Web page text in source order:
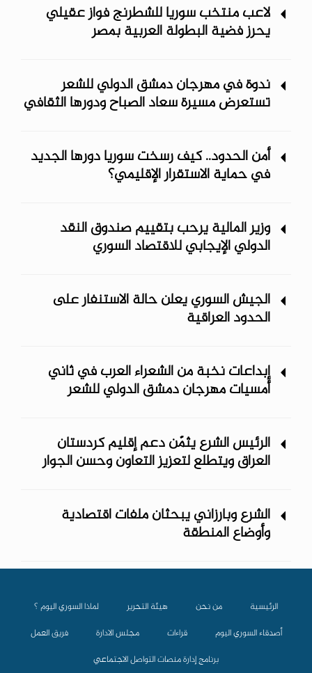
لاعب منتخب سوريا للشطرنج فواز عقيلي
يحرز فضية البطولة العربية بمصر
ندوة في مهرجان دمشق الدولي للشعر
تستعرض مسيرة سعاد الصباح ودورها الثقافي
أمن الحدود.. كيف رسخت سوريا دورها الجديد
في حماية الاستقرار الإقليمي؟
وزير المالية يرحب بتقييم صندوق النقد
الدولي الإيجابي للاقتصاد السوري
الجيش السوري يعلن حالة الاستنفار على
الحدود العراقية
إبداعات نخبة من الشعراء العرب في ثاني
أمسيات مهرجان دمشق الدولي ‏للشعر
الرئيس الشرع يثمّن دعم إقليم كردستان
العراق ويتطلع لتعزيز التعاون وحسن الجوار
الشرع وبارزاني يبحثان ملفات اقتصادية
وأوضاع المنطقة
الرئيسية من نحن هيئة التحرير
لماذا السوري اليوم ؟
أصدقاء السوري اليوم
قراءات مجلس الادارة
فريق العمل
برنامج إدارة منصات التواصل الاجتماعي